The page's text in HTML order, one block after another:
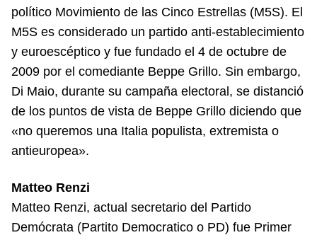
político Movimiento de las Cinco Estrellas (M5S). El
M5S es considerado un partido anti-establecimiento
y euroescéptico y fue fundado el 4 de octubre de
2009 por el comediante Beppe Grillo. Sin embargo,
Di Maio, durante su campaña electoral, se distanció
de los puntos de vista de Beppe Grillo diciendo que
«no queremos una Italia populista, extremista o
antieuropea».
Matteo Renzi
Matteo Renzi, actual secretario del Partido
Demócrata (Partito Democratico o PD) fue Primer